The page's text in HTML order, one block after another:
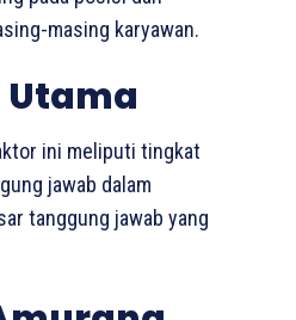
masing karyawan.
Utama
ini meliputi tingkat
jawab dalam
tanggung jawab yang